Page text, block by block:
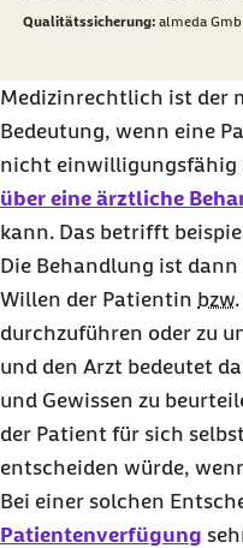
Qualitätssicherung: almeda
Medizinrechtlich ist der
Bedeutung, wenn eine
nicht einwilligungsfähig
über eine ärztliche
kann. Das betrifft
Die Behandlung ist
Willen der Patientin bzw.
durchzuführen oder zu
und den Arzt bedeutet
und Gewissen zu
der Patient für sich
entscheiden würde,
Bei einer solchen
Patientenverfügung